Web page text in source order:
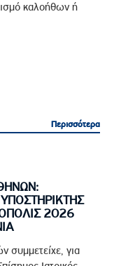
καλοήθων ή
Περισσότερα
Περισσότερα
2026
συμμετείχε, για